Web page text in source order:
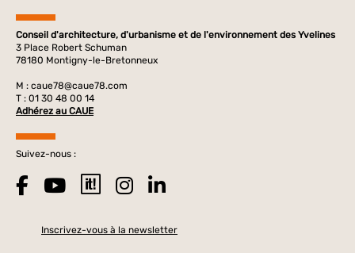
Conseil d'architecture, d'urbanisme et de l'environnement des Yvelines
3 Place Robert Schuman
78180 Montigny-le-Bretonneux
M : caue78@caue78.com
T : 01 30 48 00 14
Adhérez au CAUE
Suivez-nous :
Inscrivez-vous à la newsletter